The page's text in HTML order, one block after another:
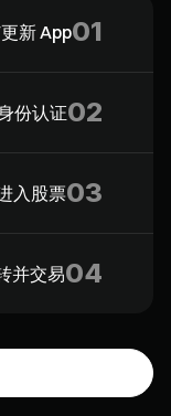
01
新 App
02
份认证
03
入股票
04
并交易